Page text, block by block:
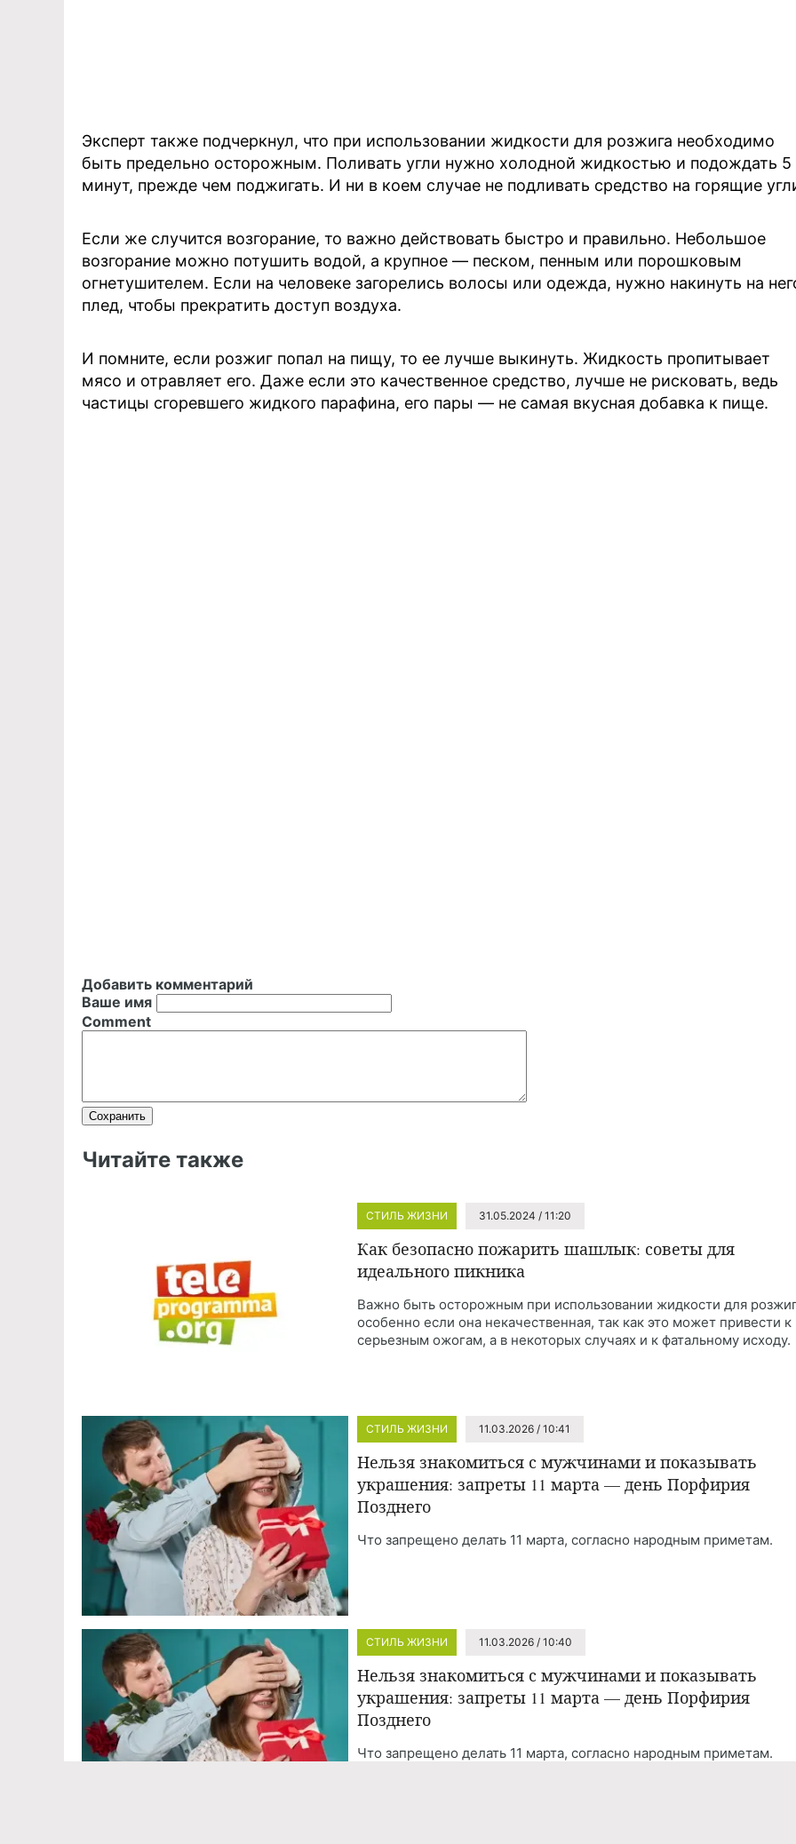
Эксперт также подчеркнул, что при использовании жидкости для розжига необходимо
быть предельно осторожным. Поливать угли нужно холодной жидкостью и подождать 5
минут, прежде чем поджигать. И ни в коем случае не подливать средство на горящие
Если же случится возгорание, то важно действовать быстро и правильно. Небольшое
возгорание можно потушить водой, а крупное — песком, пенным или порошковым
огнетушителем. Если на человеке загорелись волосы или одежда, нужно накинуть на
плед, чтобы прекратить доступ воздуха.
И помните, если розжиг попал на пищу, то ее лучше выкинуть. Жидкость пропитывает
мясо и отравляет его. Даже если это качественное средство, лучше не рисковать, ведь
частицы сгоревшего жидкого парафина, его пары — не самая вкусная добавка к пище.
Добавить комментарий
Ваше имя
Comment
Читайте также
СТИЛЬ ЖИЗНИ 31.05.2024 / 11:20
Как безопасно пожарить шашлык: советы для
идеального пикника
Важно быть осторожным при использовании жидкости для
особенно если она некачественная, так как это может привести к
серьезным ожогам, а в некоторых случаях и к фатальному исходу.
СТИЛЬ ЖИЗНИ 11.03.2026 / 10:41
Нельзя знакомиться с мужчинами и показывать
украшения: запреты 11 марта — день Порфирия
Позднего
Что запрещено делать 11 марта, согласно народным приметам.
СТИЛЬ ЖИЗНИ 11.03.2026 / 10:40
Нельзя знакомиться с мужчинами и показывать
украшения: запреты 11 марта — день Порфирия
Позднего
Что запрещено делать 11 марта, согласно народным приметам.